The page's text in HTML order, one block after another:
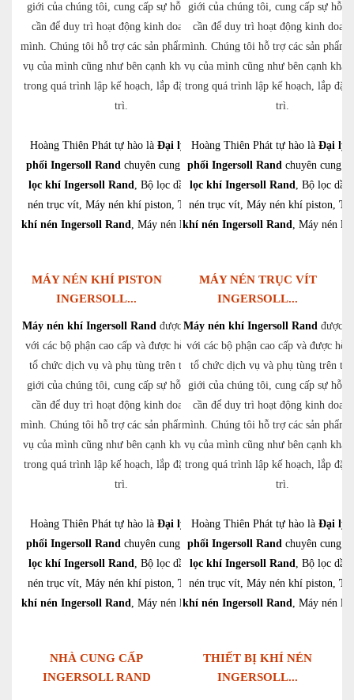
giới của chúng tôi, cung cấp sự hỗ trợ bạn
cần để duy trì hoạt động kinh doanh của
mình. Chúng tôi hỗ trợ các sản phẩm và dịch
vụ của mình cũng như bên cạnh khách hàng
trong quá trình lập kế hoạch, lắp đặt và bảo
trì.
Hoàng Thiên Phát tự hào là Đại lý phân
phối Ingersoll Randchuyên cung cấp:Bô
lọc khí Ingersoll Rand, Bộ lọc dầu, Máy
nén trục vít, Máy nén khí piston, Thiết bị
khí nén Ingersoll Rand, Máy nén ly tâm,…
MÁY NÉN KHÍ PISTON
INGERSOLL...
giới của chúng tôi, cung cấp sự hỗ
cần để duy trì hoạt động kinh
mình. Chúng tôi hỗ trợ các sản phẩm
vụ của mình cũng như bên cạnh
trong quá trình lập kế hoạch, lắp đặt
trì.
Hoàng Thiên Phát tự hào là Đại lý
phối Ingersoll Randchuyên cung
lọc khí Ingersoll Rand, Bộ lọc
nén trục vít, Máy nén khí piston,
khí nén Ingersoll Rand, Máy nén
MÁY NÉN TRỤC VÍT
INGERSOLL...
Máy nén khí Ingersoll Randđược sản xuất
với các bộ phận cao cấp và được hỗ trợ bởi
tổ chức dịch vụ và phụ tùng trên toàn thế
giới của chúng tôi, cung cấp sự hỗ trợ bạn
cần để duy trì hoạt động kinh doanh của
mình. Chúng tôi hỗ trợ các sản phẩm và dịch
vụ của mình cũng như bên cạnh khách hàng
trong quá trình lập kế hoạch, lắp đặt và bảo
trì.
Hoàng Thiên Phát tự hào là Đại lý phân
phối Ingersoll Randchuyên cung cấp:Bô
lọc khí Ingersoll Rand, Bộ lọc dầu, Máy
nén trục vít, Máy nén khí piston, Thiết bị
khí nén Ingersoll Rand, Máy nén ly tâm,…
NHÀ CUNG CẤP
INGERSOLL RAND
Máy nén khí Ingersoll Randđược
với các bộ phận cao cấp và được hỗ
tổ chức dịch vụ và phụ tùng trên
giới của chúng tôi, cung cấp sự hỗ
cần để duy trì hoạt động kinh
mình. Chúng tôi hỗ trợ các sản phẩm
vụ của mình cũng như bên cạnh
trong quá trình lập kế hoạch, lắp đặt
trì.
Hoàng Thiên Phát tự hào là Đại lý
phối Ingersoll Randchuyên cung
lọc khí Ingersoll Rand, Bộ lọc
nén trục vít, Máy nén khí piston,
khí nén Ingersoll Rand, Máy nén
THIẾT BỊ KHÍ NÉN
INGERSOLL...